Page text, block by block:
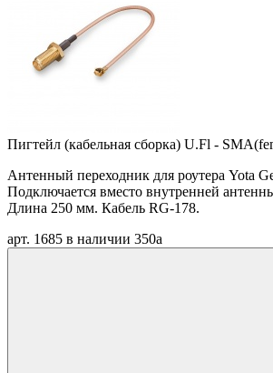
Пигтейл (кабельная сборка) U.Fl -
Антенный переходник для роутера Yota
Подключается вместо внутренней
Длина 250 мм. Кабель RG-178.
арт. 1685 в наличии 350a